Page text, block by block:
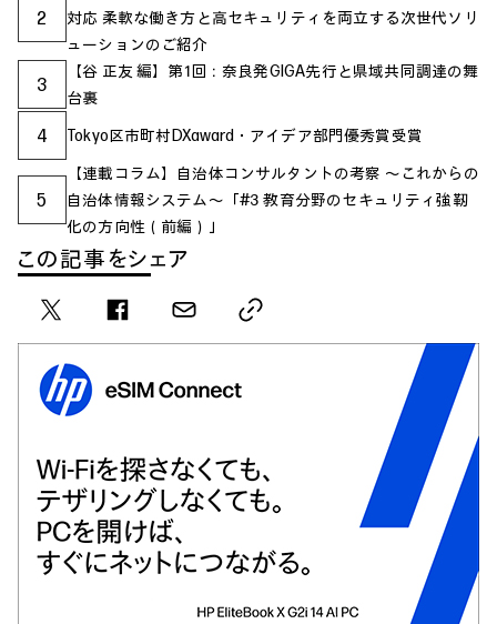
2
対応 柔軟な働き方と高セキュリティを両立する次世代ソリ
ューションのご紹介
3
【谷 正友 編】第1回：奈良発GIGA先行と県域共同調達の舞
台裏
4 Tokyo区市町村DXaward・アイデア部門優秀賞受賞
5
【連載コラム】自治体コンサルタントの考察 ～これからの
自治体情報システム～「#3 教育分野のセキュリティ強靭
化の方向性（前編）」
この記事をシェア